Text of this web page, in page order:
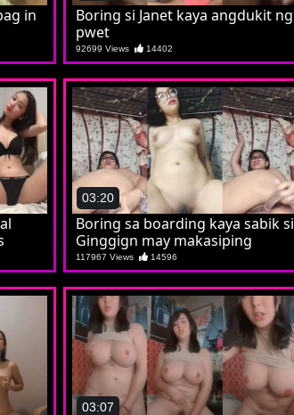
in
Boring si Janet kaya angdukit ng
pwet
92699 Views 14402
03:20
Boring sa boarding kaya sabik si
Ginggign may makasiping
117967 Views 14596
03:07